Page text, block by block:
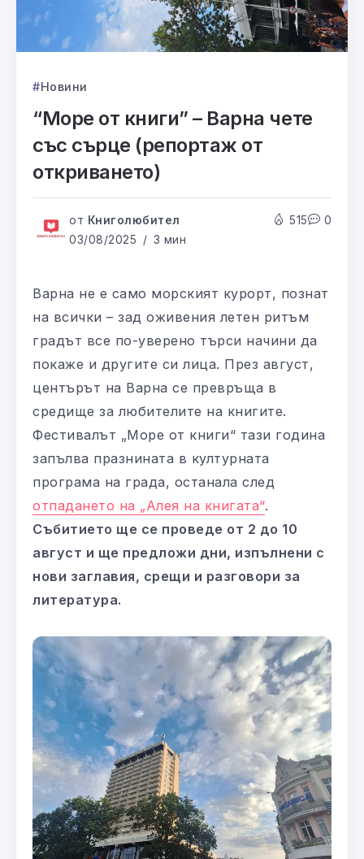
Новини
“Море от книги” – Варна чете
със сърце (репортаж от
откриването)
от Книголюбител
03/08/2025
3 мин
515 0
Варна не е само морският курорт, познат
на всички – зад оживения летен ритъм
градът все по-уверено търси начини да
покаже и другите си лица. През август,
центърът на Варна се превръща в
средище за любителите на книгите.
Фестивалът „Море от книги“ тази година
запълва празнината в културната
програма на града, останала след
отпадането на „Алея на книгата“.
Събитието ще се проведе от 2 до 10
август и ще предложи дни, изпълнени с
нови заглавия, срещи и разговори за
литература.